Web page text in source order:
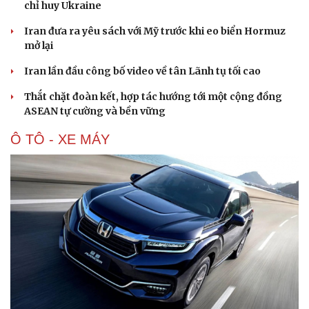
chỉ huy Ukraine
Iran đưa ra yêu sách với Mỹ trước khi eo biển Hormuz
mở lại
Iran lần đầu công bố video về tân Lãnh tụ tối cao
Thắt chặt đoàn kết, hợp tác hướng tới một cộng đồng
ASEAN tự cường và bền vững
Ô TÔ - XE MÁY